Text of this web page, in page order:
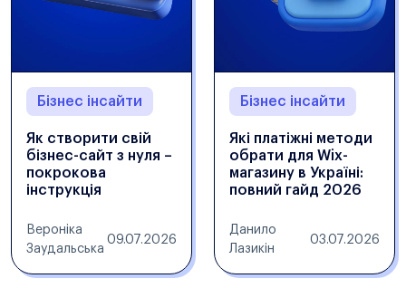
Бізнес інсайти
Як створити свій
бізнес-сайт з нуля –
покрокова
інструкція
Вероніка
Заудальська
09.07.2026
Бізнес інсайти
Які платіжні методи
обрати для Wix-
магазину в Україні:
повний гайд 2026
Данило
Лазикін
03.07.2026